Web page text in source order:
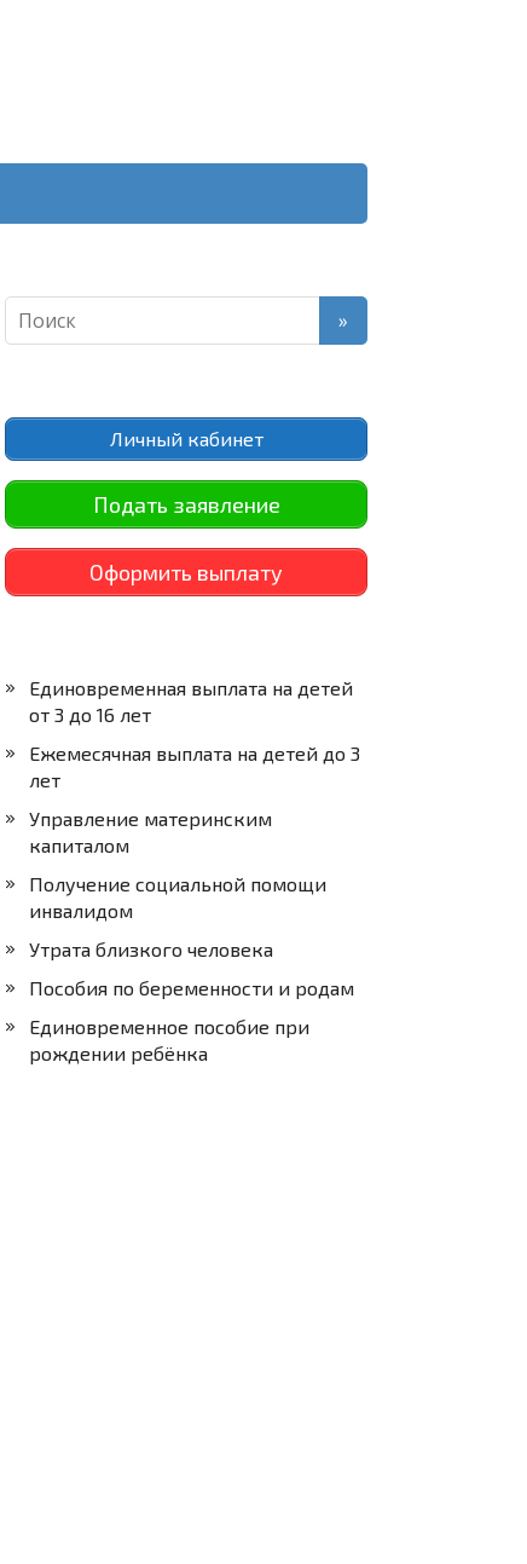
Личный кабинет
Подать заявление
Оформить выплату
Единовременная выплата на детей
от 3 до 16 лет
Ежемесячная выплата на детей до 3
лет
Управление материнским
капиталом
Получение социальной помощи
инвалидом
Утрата близкого человека
Пособия по беременности и родам
Единовременное пособие при
рождении ребёнка